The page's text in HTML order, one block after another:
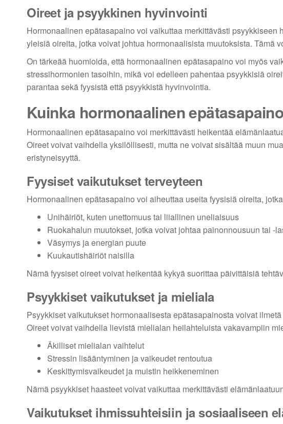
Oireet ja psyykkinen hyvinvointi
Hormonaalinen epätasapaino voi vaikuttaa merkittävästi
yleisiä oireita, jotka voivat johtua hormonaalisista muutoksista.
On tärkeää huomioida, että hormonaalinen epätasapaino voi myös
stressihormonien tasoihin, mikä voi edelleen pahentaa psyykkisiä
parantaa sekä fyysistä että psyykkistä hyvinvointia.
Kuinka hormonaalinen
Hormonaalinen epätasapaino voi merkittävästi heikentää
Oireet voivat vaihdella yksilöllisesti, mutta ne voivat sisältää muun
eristyneisyyttä.
Fyysiset vaikutukset terveyteen
Hormonaalinen epätasapaino voi aiheuttaa useita fyysisiä oireita,
Unihäiriöt, kuten unettomuus tai liiallinen uneliaisuus
Ruokahalun muutokset, jotka voivat johtaa painonnousuun tai -
Väsymys ja energian puute
Kuukautishäiriöt naisilla
Nämä fyysiset oireet voivat heikentää kykyä suorittaa päivittäisiä
Psyykkiset vaikutukset ja mieliala
Psyykkiset vaikutukset hormonaalisesta epätasapainosta voivat
Oireet voivat vaihdella lievistä mielialan heilahteluista vakavampiin
Äkilliset mielialan vaihtelut
Stressin lisääntyminen ja vaikeudet rentoutua
Keskittymisvaikeudet ja muistin heikkeneminen
Nämä psyykkiset haasteet voivat vaikuttaa merkittävästi
Vaikutukset ihmissuhteisiin ja sosiaaliseen